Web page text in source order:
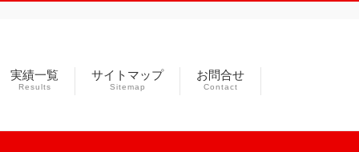
実績一覧
Results
サイトマップ
Sitemap
お問合せ
Contact